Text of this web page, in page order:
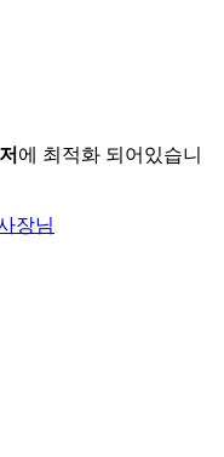
에 최적화 되어있습니
장님